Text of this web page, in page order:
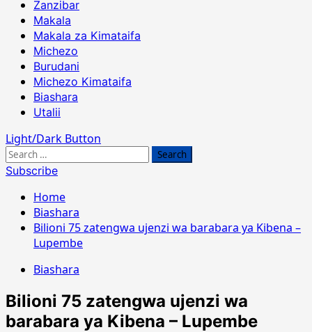
Zanzibar
Makala
Makala za Kimataifa
Michezo
Burudani
Michezo Kimataifa
Biashara
Utalii
Light/Dark Button
Search
for:
Subscribe
Home
Biashara
Bilioni 75 zatengwa ujenzi wa barabara ya Kibena –
Lupembe
Biashara
Bilioni 75 zatengwa ujenzi wa
barabara ya Kibena – Lupembe